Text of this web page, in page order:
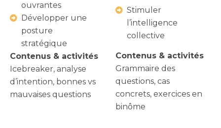
ouvrantes
Développer une
posture
stratégique
Contenus & activités
Icebreaker, analyse
d’intention, bonnes vs
mauvaises questions
Stimuler
l’intelligence
collective
Contenus & activités
Grammaire des
questions, cas
concrets, exercices en
binôme